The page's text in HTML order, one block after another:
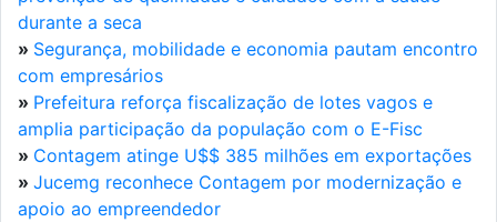
durante a seca
» Segurança, mobilidade e economia pautam encontro
com empresários
» Prefeitura reforça fiscalização de lotes vagos e
amplia participação da população com o E-Fisc
» Contagem atinge U$$ 385 milhões em exportações
» Jucemg reconhece Contagem por modernização e
apoio ao empreendedor